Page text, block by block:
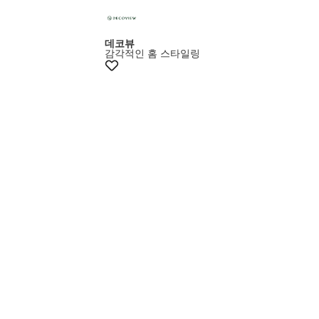
+10%쿠폰
데코뷰
감각적인 홈 스타일링